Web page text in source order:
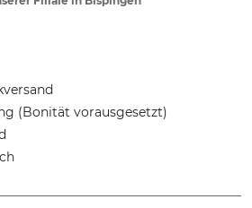
(Bonität vorausgesetzt)